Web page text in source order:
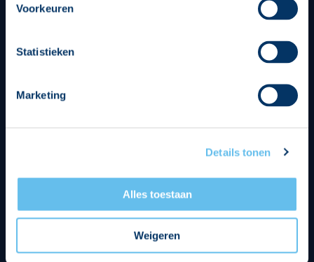
Voorkeuren
Statistieken
Marketing
Details tonen
Alles toestaan
Weigeren